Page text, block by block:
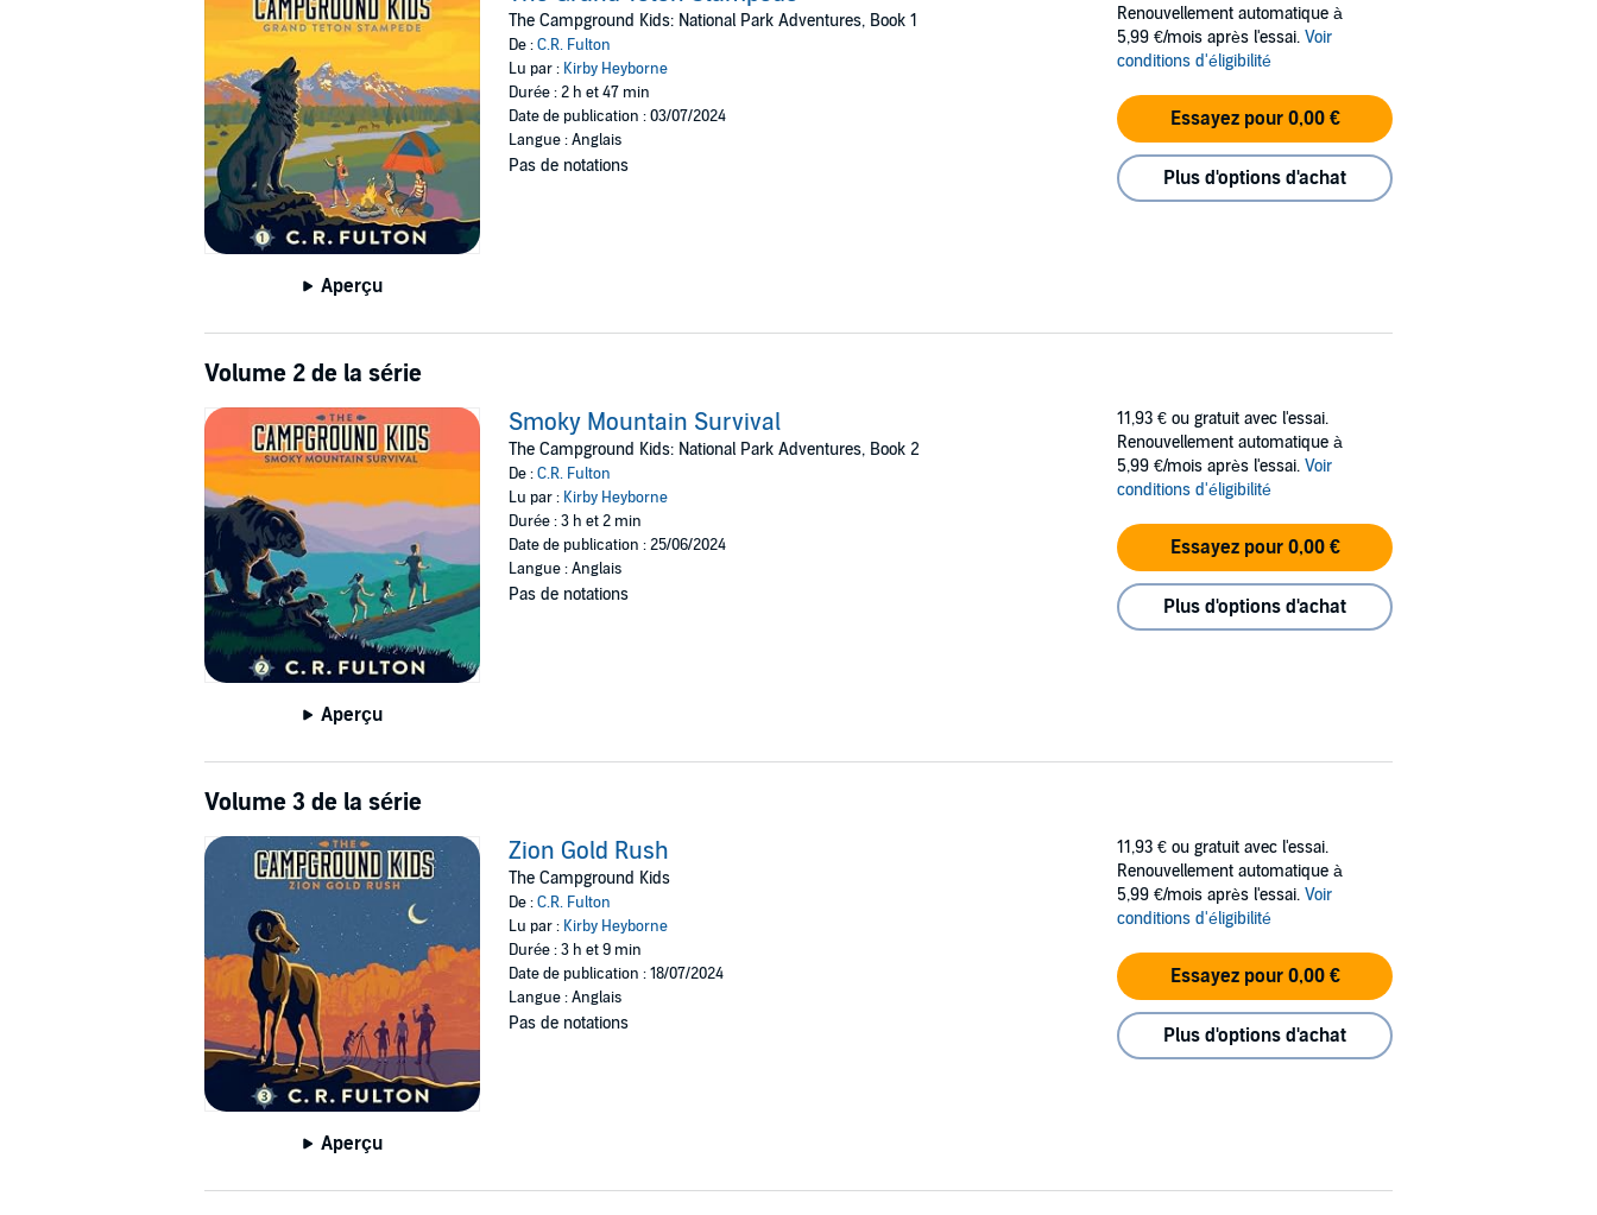
something seems off…Why? More than one set of tracks lead into the park. Was this stampede accidental or is there more to the story?
The Campground Kids as they work together to solve their first mystery in Grand Teton National Park.
©2022 C.R. Fulton (P)2024 One Audiobooks
Aperçu
The Campground Kids: National Park Adventures, Book 1
De :C.R. Fulton
Lu par : Kirby Heyborne
Durée : 2 h et 47 min
Date de publication : 03/07/2024
Langue : Anglais
Pas de notations
Renouvellement automatique à
5,99 €/mois après l'essai. Voir
conditions d'éligibilité
Essayez pour 0,00 €
Plus d'options d'achat
Volume 2 de la série
Aperçu
Smoky Mountain Survival
The Campground Kids: National Park Adventures, Book 2
De :C.R. Fulton
Lu par : Kirby Heyborne
Durée : 3 h et 2 min
Date de publication : 25/06/2024
Langue : Anglais
Pas de notations
11,93 € ou gratuit avec l'essai.
Renouvellement automatique à
5,99 €/mois après l'essai. Voir
conditions d'éligibilité
Essayez pour 0,00 €
Plus d'options d'achat
Volume 3 de la série
Aperçu
Zion Gold Rush
The Campground Kids
De :C.R. Fulton
Lu par : Kirby Heyborne
Durée : 3 h et 9 min
Date de publication : 18/07/2024
Langue : Anglais
Pas de notations
11,93 € ou gratuit avec l'essai.
Renouvellement automatique à
5,99 €/mois après l'essai. Voir
conditions d'éligibilité
Essayez pour 0,00 €
Plus d'options d'achat